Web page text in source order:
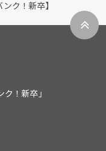
ク！新卒】
！新卒」